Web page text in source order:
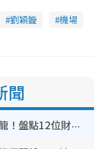
劉穎鏇
機場
聞
《愛回家》隱形富豪臥虎藏龍！盤點12位財氣逼人的有錢藝人：呢位靚女3億身家唔憂做